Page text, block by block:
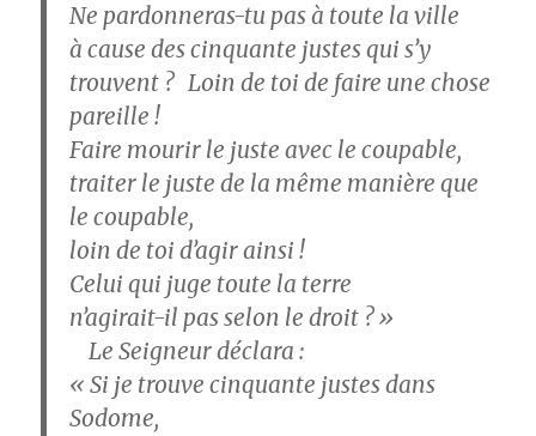
Ne pardonneras-tu pas à toute la ville
à cause des cinquante justes qui s’y
trouvent ? Loin de toi de faire une chose
pareille !
Faire mourir le juste avec le coupable,
traiter le juste de la même manière que
le coupable,
loin de toi d’agir ainsi !
Celui qui juge toute la terre
n’agirait-il pas selon le droit ? »
Le Seigneur déclara :
« Si je trouve cinquante justes dans
Sodome,